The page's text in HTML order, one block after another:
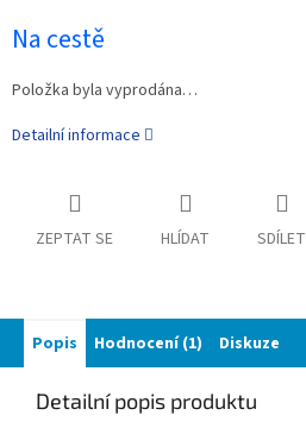
Na cestě
Položka byla vyprodána…
Detailní informace
ZEPTAT SE HLÍDAT SDÍLET
Popis Hodnocení (1) Diskuze
Detailní popis produktu